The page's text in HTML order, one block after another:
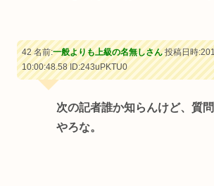
42 名前:一般よりも上級の名無しさん投稿日時
10:00:48.58ID:243uPKTU0
次の記者誰か知らんけど、質
やろな。